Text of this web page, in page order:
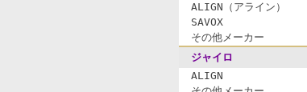
ALIGN（アライン）
SAVOX
その他メーカー
ジャイロ
ALIGN